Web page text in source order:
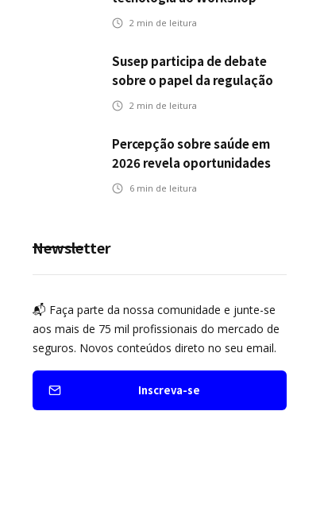
Integrativo da Poli-USP
2 min de leitura
Susep participa de debate
sobre o papel da regulação
na transição climática
2 min de leitura
Percepção sobre saúde em
2026 revela oportunidades
para o mercado de seguros
6 min de leitura
Newsletter
📬 Faça parte da nossa comunidade e junte-se
aos mais de 75 mil profissionais do mercado de
seguros. Novos conteúdos direto no seu email.
Inscreva-se